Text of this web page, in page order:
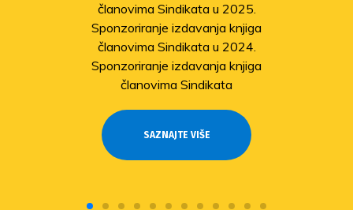
članovima Sindikata u 2025.
Sponzoriranje izdavanja knjiga
članovima Sindikata u 2024.
Sponzoriranje izdavanja knjiga
članovima Sindikata
SAZNAJTE VIŠE